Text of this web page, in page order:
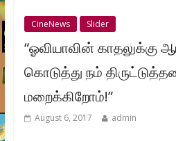
CineNews Slider
“ஓவியாவின் காதலுக்கு
கொடுத்து நம்
மறைக்கிறோம்!”
August 6, 2017 admin